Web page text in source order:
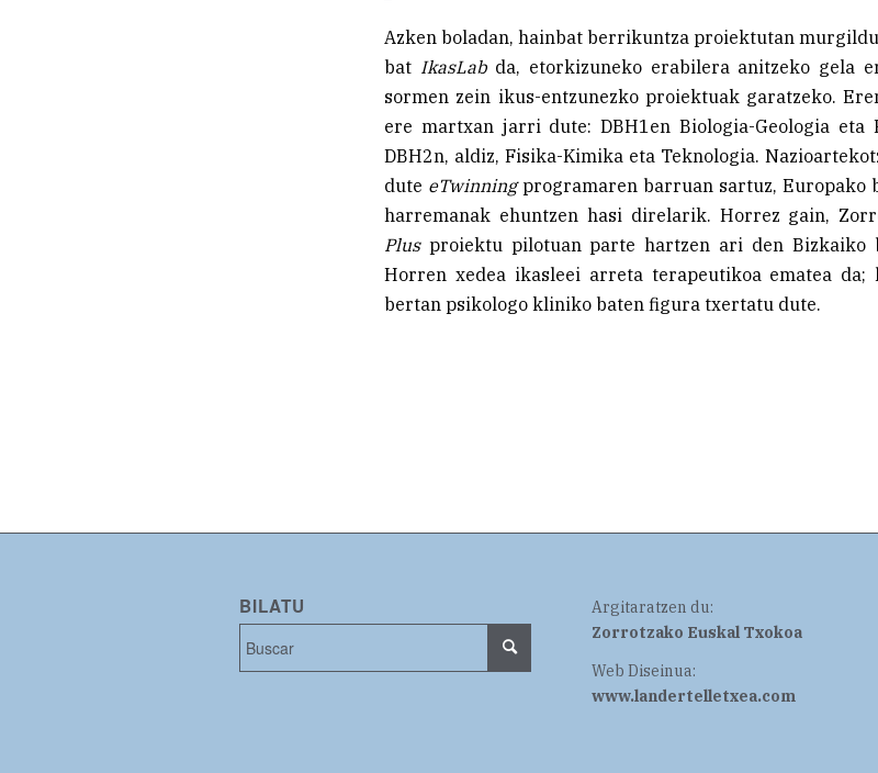
Azken boladan, hainbat berrikuntza proiektutan
bat IkasLabda, etorkizuneko erabilera anitzeko gela
sormen zein ikus-entzunezko proiektuak garatzeko.
ere martxan jarri dute: DBH1en Biologia-Geologia eta
DBH2n, aldiz, Fisika-Kimika eta Teknologia.
dute eTwinningprogramaren barruan sartuz, Europako
harremanak ehuntzen hasi direlarik. Horrez gain,
Plusproiektu pilotuan parte hartzen ari den Bizkaiko
Horren xedea ikasleei arreta terapeutikoa ematea da;
bertan psikologo kliniko baten figura txertatu dute.
BILATU
Argitaratzen du:
Zorrotzako Euskal Txokoa
Web Diseinua:
www.landertelletxea.com